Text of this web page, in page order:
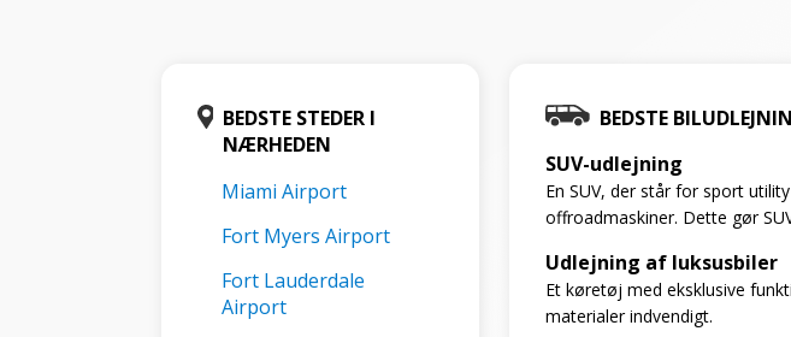
BEDSTE STEDER I
NÆRHEDEN
Miami Airport
Fort Myers Airport
Fort Lauderdale
Airport
BEDSTE
SUV-udlejning
En SUV, der står for sport
offroadmaskiner. Dette gør
Udlejning af luksusbiler
Et køretøj med eksklusive
materialer indvendigt.